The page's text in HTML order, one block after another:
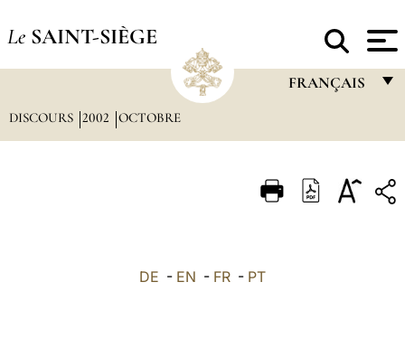
Le SAINT-SIÈGE
FRANÇAIS
ITALIANO
DISCOURS 2002 OCTOBRE
DE - EN - FR - PT